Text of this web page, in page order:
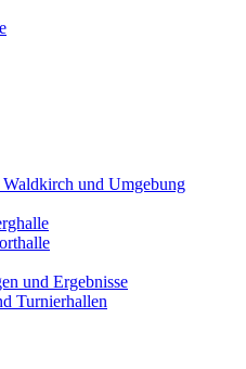
und Umgebung
und Ergebnisse
Turnierhallen